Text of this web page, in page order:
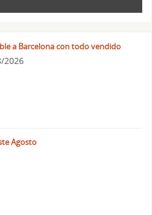
a Barcelona con todo vendido
2026
Agosto